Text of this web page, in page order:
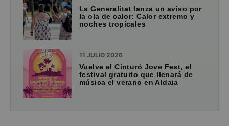
La Generalitat lanza un aviso por
la ola de calor: Calor extremo y
noches tropicales
11 JULIO 2026
Vuelve el Cinturó Jove Fest, el
festival gratuito que llenará de
música el verano en Aldaia